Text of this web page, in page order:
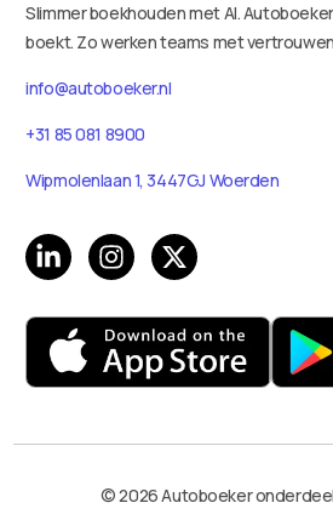
Slimmer boekhouden met AI.
boekt. Zo werken teams met
info@autoboeker.nl
+31 85 081 8900
Wipmolenlaan 1, 3447GJ Woerden
© 2026 Autoboeker onderdeel